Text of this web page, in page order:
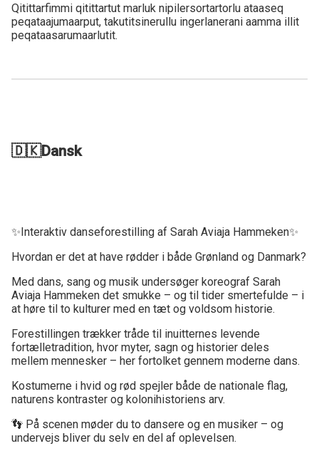
Qitittarfimmi qitittartut marluk nipilersortartorlu ataaseq
peqataajumaarput, takutitsinerullu ingerlanerani aamma illit
peqataasarumaarlutit.
🇩🇰Dansk
✨Interaktiv danseforestilling af Sarah Aviaja Hammeken✨
Hvordan er det at have rødder i både Grønland og Danmark?
Med dans, sang og musik undersøger koreograf Sarah
Aviaja Hammeken det smukke – og til tider smertefulde – i
at høre til to kulturer med en tæt og voldsom historie.
Forestillingen trækker tråde til inuitternes levende
fortælletradition, hvor myter, sagn og historier deles
mellem mennesker – her fortolket gennem moderne dans.
Kostumerne i hvid og rød spejler både de nationale flag,
naturens kontraster og kolonihistoriens arv.
👣 På scenen møder du to dansere og en musiker – og
undervejs bliver du selv en del af oplevelsen.